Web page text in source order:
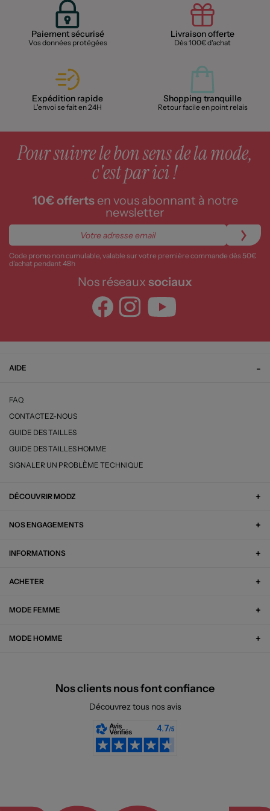
Paiement sécurisé
Vos données protégées
Livraison offerte
Dès 100€ d'achat
Expédition rapide
L'envoi se fait en 24H
Shopping tranquille
Retour facile en point relais
Pour suivre le bon sens de la mode,
c'est par ici !
10€ offertsen vous abonnant à notre
newsletter
Code promo non cumulable, valable sur votre première commande dès 50€
d’achat pendant 48h
Nos réseaux sociaux
AIDE
FAQ
CONTACTEZ-NOUS
GUIDE DES TAILLES
GUIDE DES TAILLES HOMME
SIGNALER UN PROBLÈME TECHNIQUE
DÉCOUVRIR MODZ
NOS ENGAGEMENTS
INFORMATIONS
ACHETER
MODE FEMME
MODE HOMME
Nos clients nous font confiance
Découvrez tous nos avis